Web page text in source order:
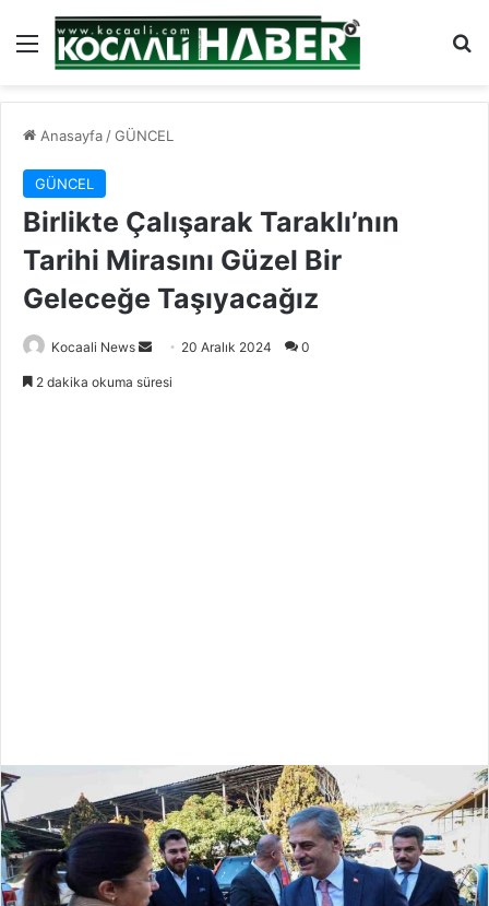
Menü
Anasayfa /GÜNCEL
GÜNCEL
Birlikte Çalışarak Taraklı’nın
Tarihi Mirasını Güzel Bir
Geleceğe Taşıyacağız
Kocaali News
Bir
20 Aralık 2024 0
2 dakika okuma süresi